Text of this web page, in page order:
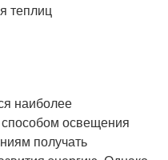
теплиц
наиболее
освещения
получать